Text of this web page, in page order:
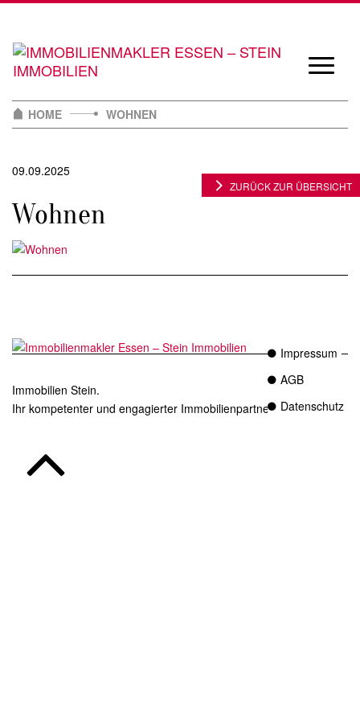
content
öffnen/
HOME
WOHNEN
09.09.2025
Wohnen
ZURÜCK ZUR ÜBERSICHT
Immobilien Stein.
Ihr kompetenter und engagierter Immobilienpartner in Essen.
Impressum
AGB
Datenschutz